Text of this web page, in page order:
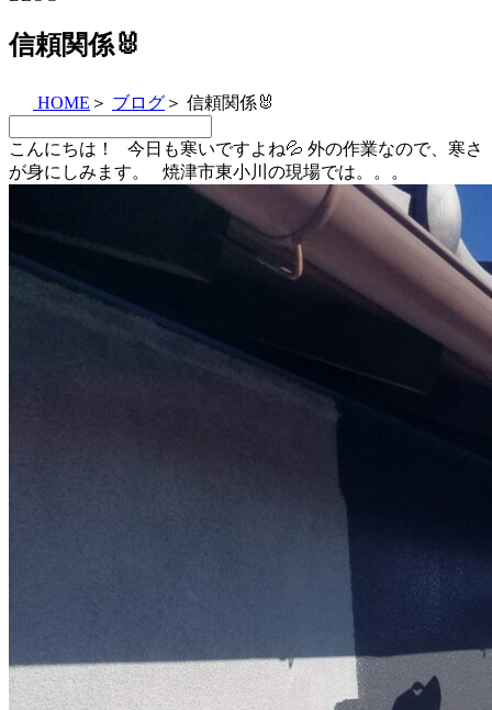
信頼関係🐰
HOME ＞ ブログ ＞ 信頼関係🐰
こんにちは！ 今日も寒いですよね💦 外の作業なので、寒さ
が身にしみます。 焼津市東小川の現場では。。。